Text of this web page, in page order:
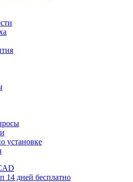
установке
14 дней бесплатно